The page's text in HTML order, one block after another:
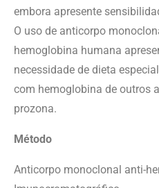
embora apresente
O uso de anticorpo
hemoglobina humana
necessidade de dieta
com hemoglobina de outros
prozona.
Método
Anticorpo monoclonal anti-